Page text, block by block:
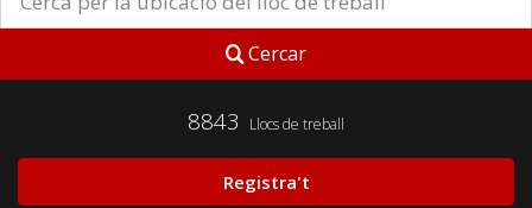
Cercar
8843 Llocs de treball
Registra't